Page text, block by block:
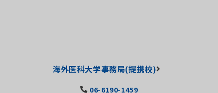
海外医科大学事務局(提携校)
06-6190-1459